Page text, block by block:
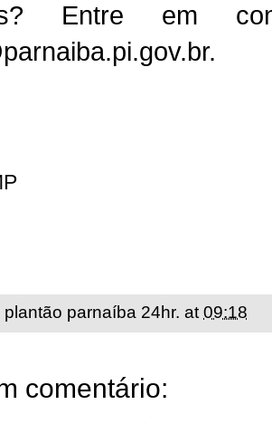
Entre em
plantão parnaíba 24hr. at 09:18
comentário: